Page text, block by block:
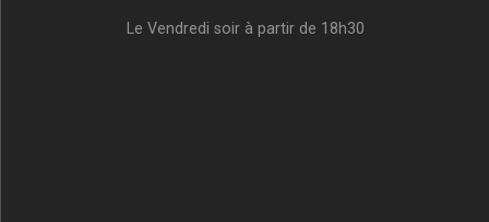
Le Vendredi soir à partir de 18h30